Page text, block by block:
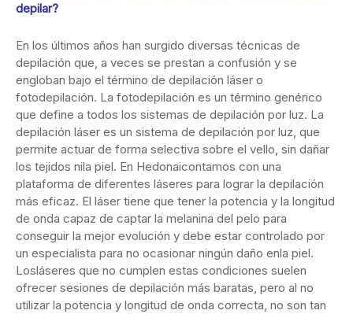
depilar?
En los últimos años han surgido diversas técnicas de
depilación que, a veces se prestan a confusión y se
engloban bajo el término de depilación láser o
fotodepilación. La fotodepilación es un término genérico
que define a todos los sistemas de depilación por luz. La
depilación láser es un sistema de depilación por luz, que
permite actuar de forma selectiva sobre el vello, sin dañar
los tejidos nila piel. En Hedonaicontamos con una
plataforma de diferentes láseres para lograr la depilación
más eficaz. El láser tiene que tener la potencia y la longitud
de onda capaz de captar la melanina del pelo para
conseguir la mejor evolución y debe estar controlado por
un especialista para no ocasionar ningún daño enla piel.
Losláseres que no cumplen estas condiciones suelen
ofrecer sesiones de depilación más baratas, pero al no
utilizar la potencia y longitud de onda correcta, no son tan